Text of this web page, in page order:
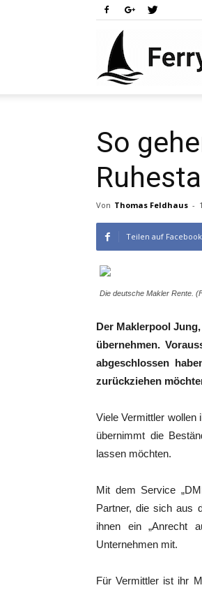
So
Von Thomas Feldhaus -
Teilen auf Facebook
Die deutsche Makler Rente.
Der Maklerpool
übernehmen.
abgeschlossen
zurückziehen
Viele Vermittler wollen
übernimmt die
lassen möchten.
Mit dem Service
Partner, die sich aus
ihnen ein „Anrecht
Unternehmen mit.
Für Vermittler ist ihr